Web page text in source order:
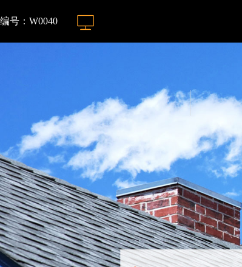
编号：W0040